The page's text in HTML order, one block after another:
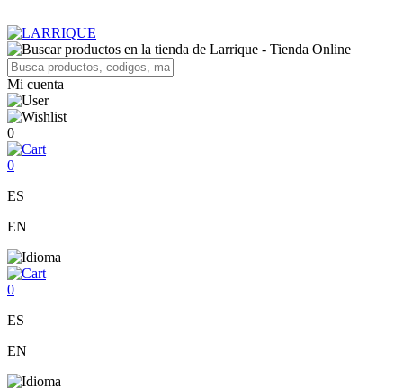
Mi cuenta
0
0
ES
EN
0
ES
EN